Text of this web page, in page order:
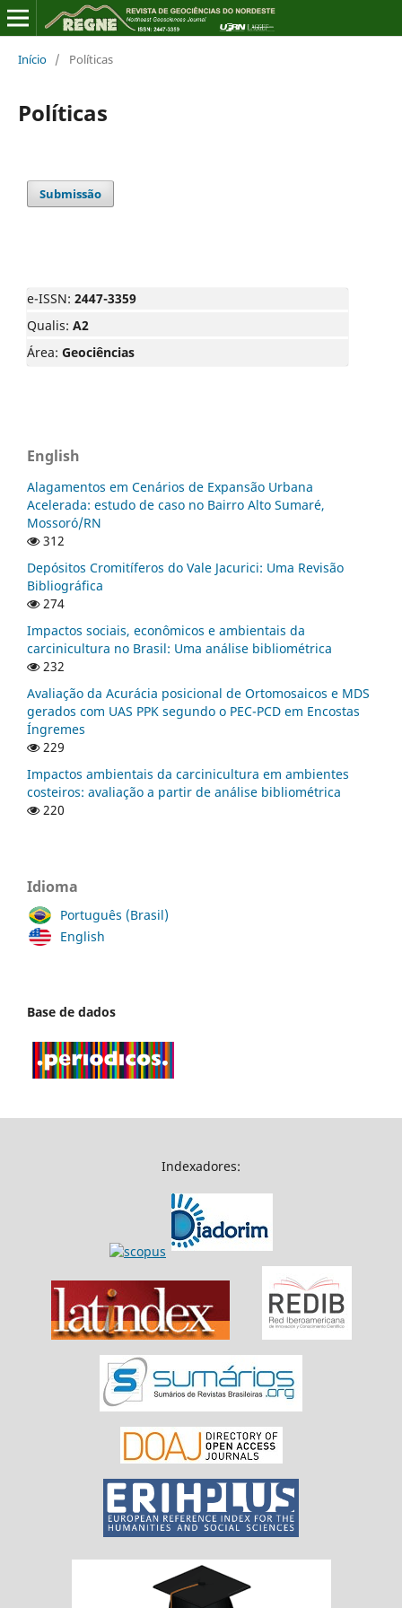
Início / Políticas
Políticas
Submissão
e-ISSN: 2447-3359
Qualis: A2
Área: Geociências
English
Alagamentos em Cenários de Expansão Urbana
Acelerada: estudo de caso no Bairro Alto Sumaré,
Mossoró/RN
312
Depósitos Cromitíferos do Vale Jacurici: Uma Revisão
Bibliográfica
274
Impactos sociais, econômicos e ambientais da
carcinicultura no Brasil: Uma análise bibliométrica
232
Avaliação da Acurácia posicional de Ortomosaicos e MDS
gerados com UAS PPK segundo o PEC-PCD em Encostas
Íngremes
229
Impactos ambientais da carcinicultura em ambientes
costeiros: avaliação a partir de análise bibliométrica
220
Idioma
Português (Brasil)
English
Base de dados
Indexadores: